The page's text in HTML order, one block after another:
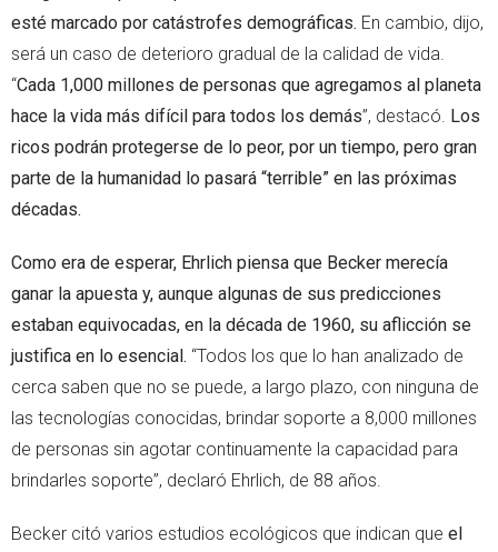
esté marcado por catástrofes demográficas. En cambio, dijo,
será un caso de deterioro gradual de la calidad de vida.
“Cada 1,000 millones de personas que agregamos al planeta
hace la vida más difícil para todos los demás”, destacó. Los
ricos podrán protegerse de lo peor, por un tiempo, pero gran
parte de la humanidad lo pasará “terrible” en las próximas
décadas.
Como era de esperar, Ehrlich piensa que Becker merecía
ganar la apuesta y, aunque algunas de sus predicciones
estaban equivocadas, en la década de 1960, su aflicción se
justifica en lo esencial. “Todos los que lo han analizado de
cerca saben que no se puede, a largo plazo, con ninguna de
las tecnologías conocidas, brindar soporte a 8,000 millones
de personas sin agotar continuamente la capacidad para
brindarles soporte”, declaró Ehrlich, de 88 años.
Becker citó varios estudios ecológicos que indican que el